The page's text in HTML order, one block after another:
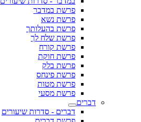
פרשת במדבר
פרשת נשא
פרשת בהעלותך
פרשת שלח לך
פרשת קורח
פרשת חוקת
פרשת בלק
פרשת פינחס
פרשת מטות
פרשת מסעי
דברים
דברים - סדרות שיעורים